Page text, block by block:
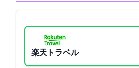
楽天トラベル